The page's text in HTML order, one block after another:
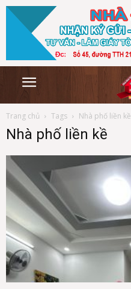
Trang chủ Tags Nhà phố liền kề
Nhà phố liền kề